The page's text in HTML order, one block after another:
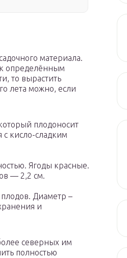
материала.
определённым
то вырастить
лета можно, если
плодоносит
кисло-сладким
Ягоды красные.
— 2,2 см.
Диаметр –
и
северных им
полностью